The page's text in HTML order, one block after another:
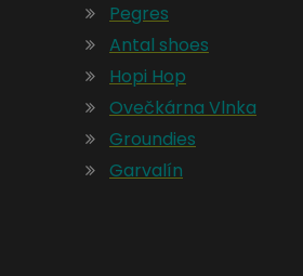
Pegres
Antal shoes
Hopi Hop
Ovečkárna Vlnka
Groundies
Garvalín